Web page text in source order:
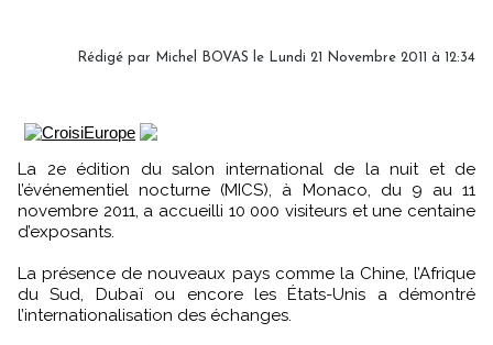
Rédigé par Michel BOVAS le Lundi 21 Novembre 2011 à 12:34
La 2e édition du salon international de la nuit et de
l’événementiel nocturne (MICS), à Monaco, du 9 au 11
novembre 2011, a accueilli 10 000 visiteurs et une centaine
d’exposants.
La présence de nouveaux pays comme la Chine, l’Afrique
du Sud, Dubaï ou encore les États-Unis a démontré
l’internationalisation des échanges.